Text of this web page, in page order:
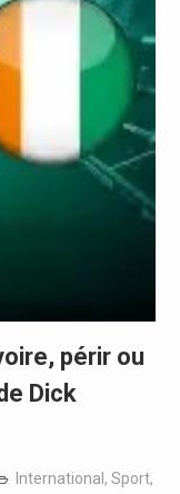
périr ou
Dick
International , Sport,